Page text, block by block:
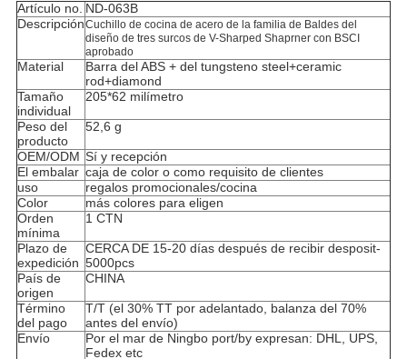
Artículo no. ND-063B
DescripciónCuchillo de cocina de acero de la familia de Baldes del
diseño de tres surcos de V-Sharped Shaprner con BSCI
aprobado
Material
Barra del ABS + del tungsteno steel+ceramic
rod+diamond
Tamaño
individual
205*62 milímetro
Peso del
producto
52,6 g
OEM/ODM Sí y recepción
El embalar caja de color o como requisito de clientes
uso
regalos promocionales/cocina
Color
más colores para eligen
Orden
mínima
1 CTN
Plazo de
expedición
CERCA DE 15-20 días después de recibir desposit-
5000pcs
País de
origen
CHINA
Término
del pago
T/T (el 30% TT por adelantado, balanza del 70%
antes del envío)
Envío
Por el mar de Ningbo port/by expresan: DHL, UPS,
Fedex etc